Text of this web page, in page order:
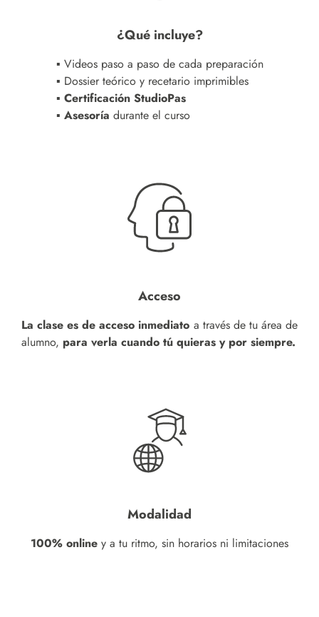
¿Qué incluye?
▪ Videos paso a paso de cada preparación
▪ Dossier teórico y recetario imprimibles
▪ Certificación StudioPas
▪ Asesoría durante el curso
Acceso
La clase es de acceso inmediato a través de tu área de
alumno, para verla cuando tú quieras y por siempre.
Modalidad
100% online y a tu ritmo, sin horarios ni limitaciones